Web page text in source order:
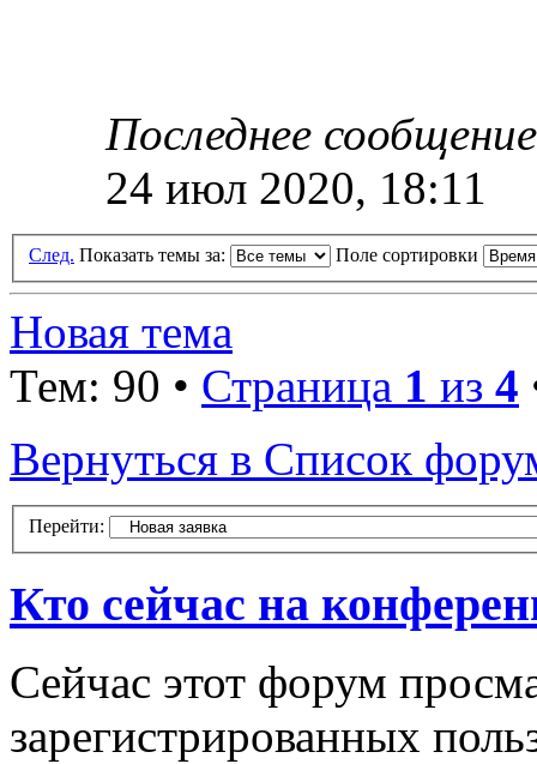
Последнее
24 июл 2020, 18:11
След. Показать темы за: Поле сортировки
Новая тема
Тем: 90 • Страница 1 из 4
Вернуться в Список
Перейти:
Кто сейчас на
Сейчас этот форум
зарегистрированных